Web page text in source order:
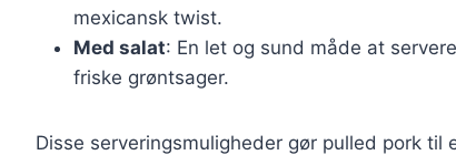
mexicansk twist.
Med salat: En let og sund måde at
friske grøntsager.
Disse serveringsmuligheder gør pulled pork